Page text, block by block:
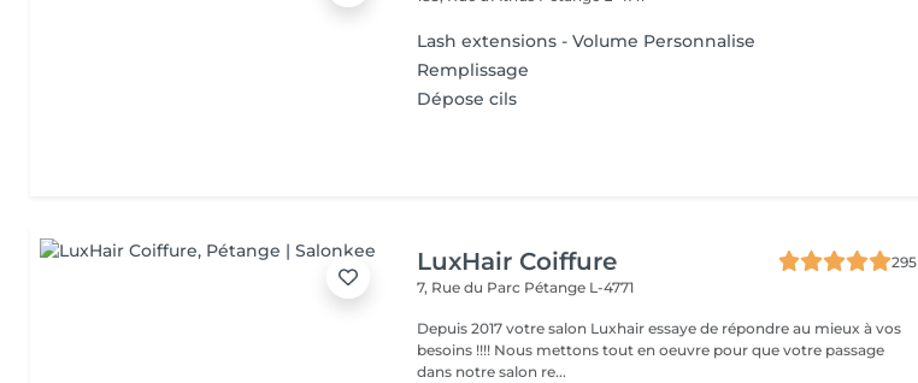
Lash extensions - Volume Personnalise
Remplissage
Dépose cils
LuxHair Coiffure
295
7, Rue du Parc Pétange L-4771
Depuis 2017 votre salon Luxhair essaye de répondre au mieux à vos
besoins !!!! Nous mettons tout en oeuvre pour que votre passage
dans notre salon re...